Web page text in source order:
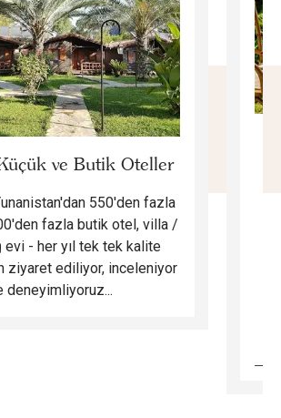
ve Butik Oteller
550'den fazla
fazla butik otel, villa /
evi - her yıl tek tek kalite
ziyaret ediliyor, inceleniyor
deneyimliyoruz...